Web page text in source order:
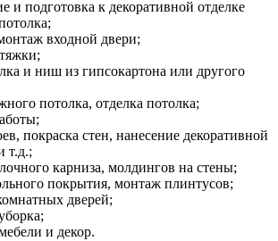
и подготовка к декоративной отделке
входной двери;
и ниш из гипсокартона или другого
потолка, отделка потолка;
покраска стен, нанесение декоративной
т.д.;
карниза, молдингов на стены;
покрытия, монтаж плинтусов;
дверей;
и декор.